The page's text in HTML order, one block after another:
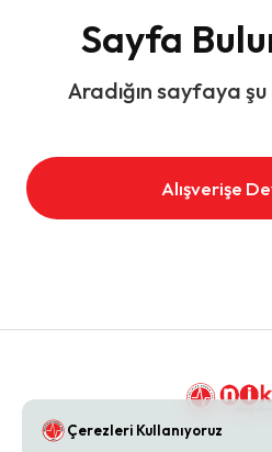
Sayfa
Aradığın sayfaya şu
Alışverişe
Çerezleri Kullanıyoruz